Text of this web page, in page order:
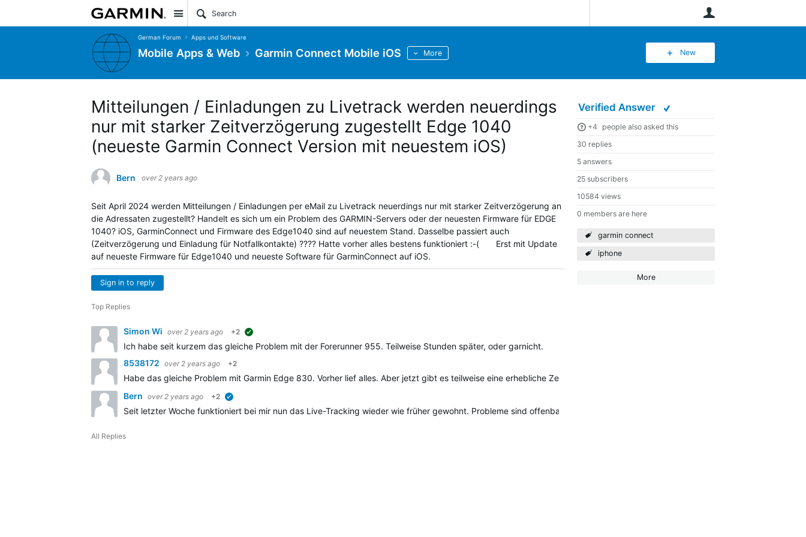
Site
German Forum Apps und Software
Mobile Apps & Web Garmin Connect Mobile iOS More New
Verified Answer
+4 people also asked this
30 replies
5 answers
25 subscribers
10584 views
0 members are here
garmin connect
iphone
More
Mitteilungen / Einladungen zu Livetrack werden neuerdings
nur mit starker Zeitverzögerung zugestellt Edge 1040
(neueste Garmin Connect Version mit neuestem iOS)
Bern over 2 years ago
Seit April 2024 werden Mitteilungen / Einladungen per eMail zu Livetrack neuerdings nur mit starker Zeitverzögerung an
die Adressaten zugestellt? Handelt es sich um ein Problem des GARMIN-Servers oder der neuesten Firmware für EDGE
1040? iOS, GarminConnect und Firmware des Edge1040 sind auf neuestem Stand. Dasselbe passiert auch
(Zeitverzögerung und Einladung für Notfallkontakte) ???? Hatte vorher alles bestens funktioniert :-( Erst mit Update
auf neueste Firmware für Edge1040 und neueste Software für GarminConnect auf iOS.
Sign in to reply
Top Replies
Simon Wi over 2 years ago +2
Ich habe seit kurzem das gleiche Problem mit der Forerunner 955. Teilweise Stunden später, oder garnicht.
8538172 over 2 years ago +2
Habe das gleiche Problem mit Garmin Edge 830. Vorher lief alles. Aber jetzt gibt es teilweise eine erhebliche Zeitverzögerung und vor allem der Notfallkontakt erhält
Bern over 2 years ago +2
Seit letzter Woche funktioniert bei mir nun das Live-Tracking wieder wie früher gewohnt. Probleme sind offenbar.bei Garmin „server-seitiig“ behoben :-)
All Replies